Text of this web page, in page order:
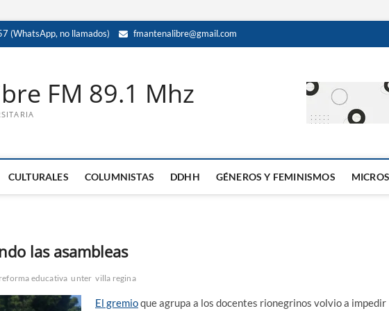
(WhatsApp, no llamados) fmantenalibre@gmail.com
FM 89.1 Mhz
CULTURALES COLUMNISTAS DDHH GÉNEROS Y FEMINISMOS MICROS
las asambleas
reforma educativa unter villa regina
El gremioque agrupa a los docentes rionegrinos volvio a impedir